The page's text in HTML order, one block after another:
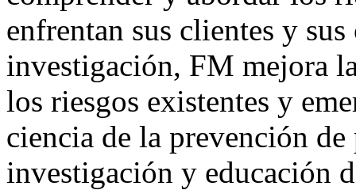
enfrentan sus clientes y
investigación, FM mejora
los riesgos existentes y
ciencia de la prevención
investigación y educación